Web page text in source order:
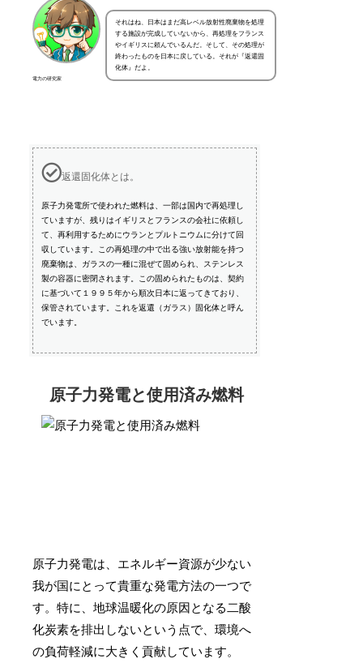
電力の研究家
それはね、日本はまだ高レベル放射性廃棄物を処理
する施設が完成していないから、再処理をフランス
やイギリスに頼んでいるんだ。そして、その処理が
終わったものを日本に戻している。それが『返還固
化体』だよ。
返還固化体とは。
原子力発電所で使われた燃料は、一部は国内で再処理し
ていますが、残りはイギリスとフランスの会社に依頼し
て、再利用するためにウランとプルトニウムに分けて回
収しています。この再処理の中で出る強い放射能を持つ
廃棄物は、ガラスの一種に混ぜて固められ、ステンレス
製の容器に密閉されます。この固められたものは、契約
に基づいて１９９５年から順次日本に返ってきており、
保管されています。これを返還（ガラス）固化体と呼ん
でいます。
原子力発電と使用済み燃料
原子力発電は、エネルギー資源が少ない
我が国にとって貴重な発電方法の一つで
す。特に、地球温暖化の原因となる二酸
化炭素を排出しないという点で、環境へ
の負荷軽減に大きく貢献しています。